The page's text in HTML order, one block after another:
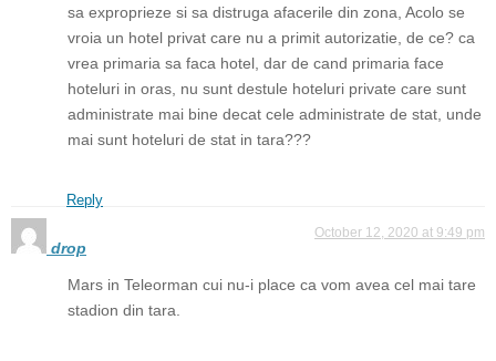
sa exproprieze si sa distruga afacerile din zona, Acolo se
vroia un hotel privat care nu a primit autorizatie, de ce? ca
vrea primaria sa faca hotel, dar de cand primaria face
hoteluri in oras, nu sunt destule hoteluri private care sunt
administrate mai bine decat cele administrate de stat, unde
mai sunt hoteluri de stat in tara???
Reply
drop
October 12, 2020 at 9:49 pm
Mars in Teleorman cui nu-i place ca vom avea cel mai tare
stadion din tara.